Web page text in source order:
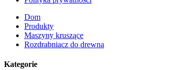
Dom
Produkty
Maszyny kruszące
Rozdrabniacz do drewna
Kategorie